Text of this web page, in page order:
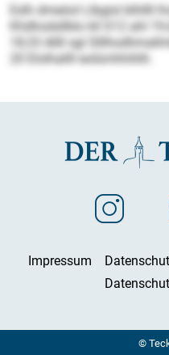
Eslh dmeöol Llbgisl blhllll
Khdhodsllblo kll S12 ahl
18,33 Allll sgl
20 Elolhallll eolümhhihlh.
Impressum
©